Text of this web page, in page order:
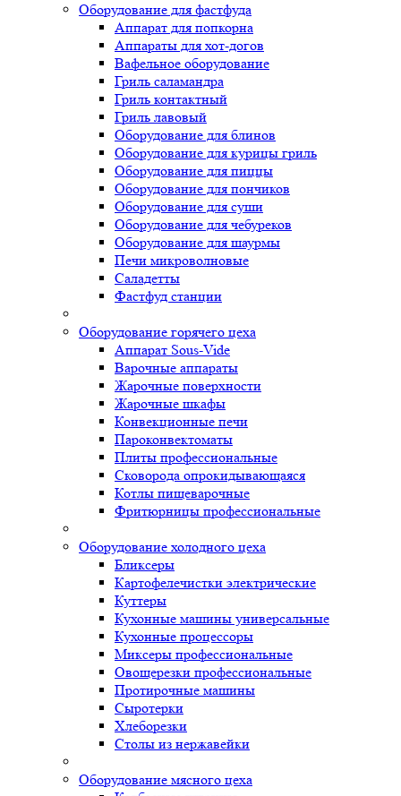
Оборудование для фастфуда
Аппарат для попкорна
Аппараты для хот-догов
Вафельное оборудование
Гриль саламандра
Гриль контактный
Гриль лавовый
Оборудование для блинов
Оборудование для курицы гриль
Оборудование для пиццы
Оборудование для пончиков
Оборудование для суши
Оборудование для чебуреков
Оборудование для шаурмы
Печи микроволновые
Саладетты
Фастфуд станции
Оборудование горячего цеха
Аппарат Sous-Vide
Варочные аппараты
Жарочные поверхности
Жарочные шкафы
Конвекционные печи
Пароконвектоматы
Плиты профессиональные
Сковорода опрокидывающаяся
Котлы пищеварочные
Фритюрницы профессиональные
Оборудование холодного цеха
Бликсеры
Картофелечистки электрические
Куттеры
Кухонные машины универсальные
Кухонные процессоры
Миксеры профессиональные
Овощерезки профессиональные
Протирочные машины
Сыротерки
Хлеборезки
Столы из нержавейки
Оборудование мясного цеха